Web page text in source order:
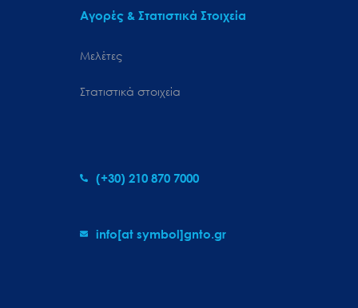
Αγορές & Στατιστικά Στοιχεία
Μελέτες
Στατιστικά στοιχεία
(+30) 210 870 7000
info[at symbol]gnto.gr